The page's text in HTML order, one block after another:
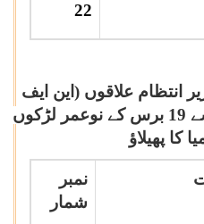
22
انتظام علاقوں (این ایف
ایچ ایس۔ وی) میں 15 سے 19 برس کے نوعمر لڑکوں
کا پھیلاؤ
نمبر
شمار